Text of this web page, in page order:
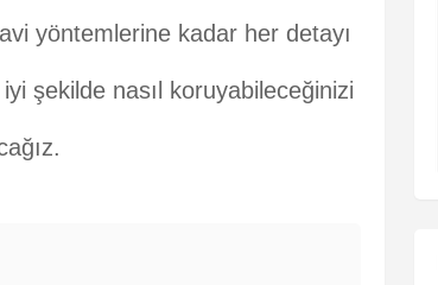
yöntemlerine kadar her detayı
şekilde nasıl koruyabileceğinizi